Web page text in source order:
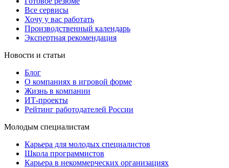
Все сервисы
Хочу у вас работать
Производственный календарь
Экспертная рекомендация
Новости и статьи
Блог
О компаниях в игровой форме
Жизнь в компании
ИТ-проекты
Рейтинг работодателей России
Молодым специалистам
Карьера для молодых специалистов
Школа программистов
Карьера в некоммерческих организациях